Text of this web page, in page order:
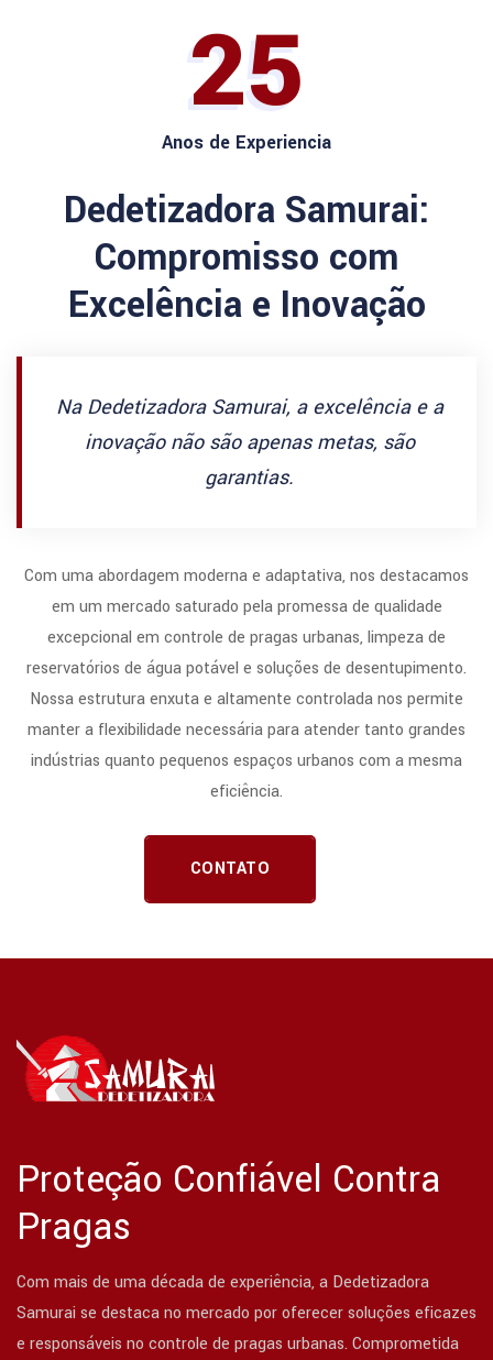
25
Anos de Experiencia
Dedetizadora Samurai:
Compromisso com
Excelência e Inovação
Na Dedetizadora Samurai, a excelência e a
inovação não são apenas metas, são
garantias.
Com uma abordagem moderna e adaptativa, nos destacamos
em um mercado saturado pela promessa de qualidade
excepcional em controle de pragas urbanas, limpeza de
reservatórios de água potável e soluções de desentupimento.
Nossa estrutura enxuta e altamente controlada nos permite
manter a flexibilidade necessária para atender tanto grandes
indústrias quanto pequenos espaços urbanos com a mesma
eficiência.
CONTATO
Proteção Confiável Contra
Pragas
Com mais de uma década de experiência, a Dedetizadora
Samurai se destaca no mercado por oferecer soluções eficazes
e responsáveis no controle de pragas urbanas. Comprometida